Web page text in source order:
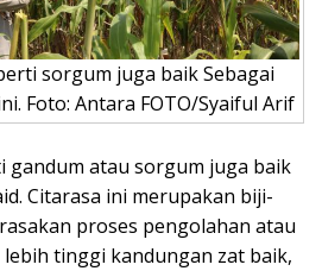
sorgum juga baik Sebagai
Foto: Antara FOTO/Syaiful Arif
gandum atau sorgum juga baik
Citarasa ini merupakan biji-
proses pengolahan atau
tinggi kandungan zat baik,